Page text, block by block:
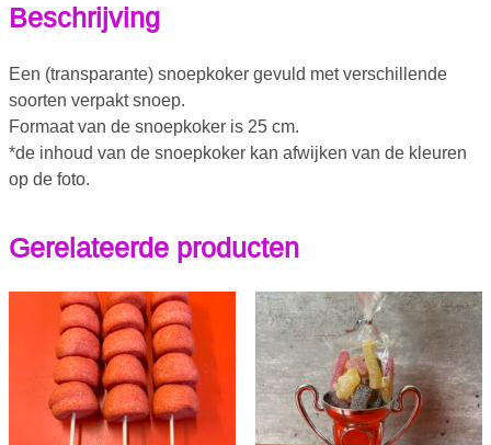
Beschrijving
Een (transparante) snoepkoker gevuld met verschillende
soorten verpakt snoep.
Formaat van de snoepkoker is 25 cm.
*de inhoud van de snoepkoker kan afwijken van de kleuren
op de foto.
Gerelateerde producten